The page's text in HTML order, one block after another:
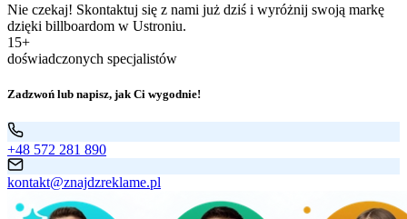
Nie czekaj! Skontaktuj się z nami już dziś i wyróżnij swoją markę
dzięki billboardom w Ustroniu.
15+
doświadczonych specjalistów
Zadzwoń lub napisz, jak Ci wygodnie!
+48 572 281 890
kontakt@znajdzreklame.pl